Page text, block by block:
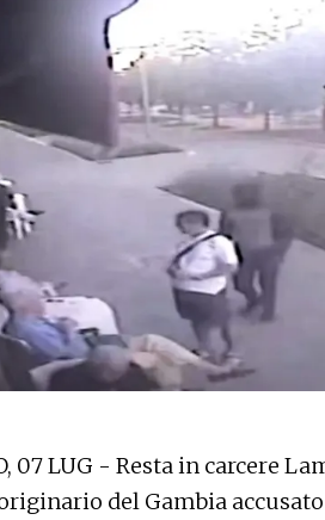
07 LUG - Resta in carcere
del Gambia